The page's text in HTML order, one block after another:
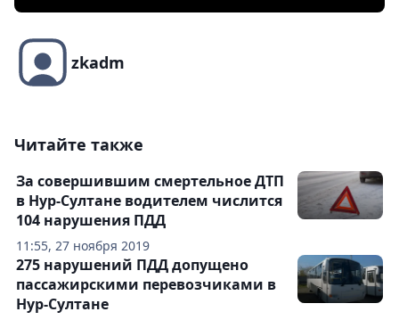
zkadm
Читайте также
11:55, 27 ноября 2019
За совершившим смертельное ДТП
в Нур-Султане водителем числится
104 нарушения ПДД
275 нарушений ПДД допущено
пассажирскими перевозчиками в
Нур-Султане